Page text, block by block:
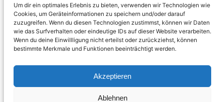
Um dir ein optimales Erlebnis zu bieten, verwenden wir Technologien wie
Cookies, um Geräteinformationen zu speichern und/oder darauf
zuzugreifen. Wenn du diesen Technologien zustimmst, können wir Daten
wie das Surfverhalten oder eindeutige IDs auf dieser Website verarbeiten.
Wenn du deine Einwillligung nicht erteilst oder zurückziehst, können
bestimmte Merkmale und Funktionen beeinträchtigt werden.
Akzeptieren
Ablehnen
Versand, Zahlungen & Bewertungen